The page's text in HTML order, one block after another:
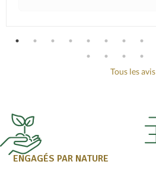
Tous les avis
ENGAGÉS PAR NATURE